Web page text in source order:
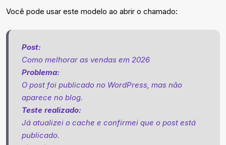
Você pode usar este modelo ao abrir o chamado:
Post:
Como melhorar as vendas em 2026
Problema:
O post foi publicado no WordPress, mas não
aparece no blog.
Teste realizado:
Já atualizei o cache e confirmei que o post está
publicado.